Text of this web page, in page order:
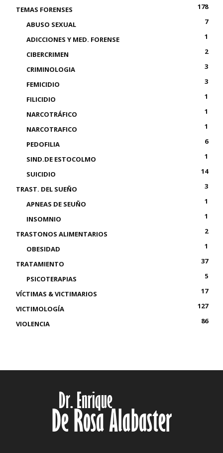
TEMAS FORENSES
178
ABUSO SEXUAL
7
ADICCIONES Y MED. FORENSE
1
CIBERCRIMEN
2
CRIMINOLOGIA
3
FEMICIDIO
3
FILICIDIO
1
NARCOTRÁFICO
1
NARCOTRAFICO
1
PEDOFILIA
6
SIND.DE ESTOCOLMO
1
SUICIDIO
14
TRAST. DEL SUEÑO
3
APNEAS DE SEUÑO
1
INSOMNIO
1
TRASTONOS ALIMENTARIOS
2
OBESIDAD
1
TRATAMIENTO
37
PSICOTERAPIAS
5
VÍCTIMAS & VICTIMARIOS
17
VICTIMOLOGÍA
127
VIOLENCIA
86